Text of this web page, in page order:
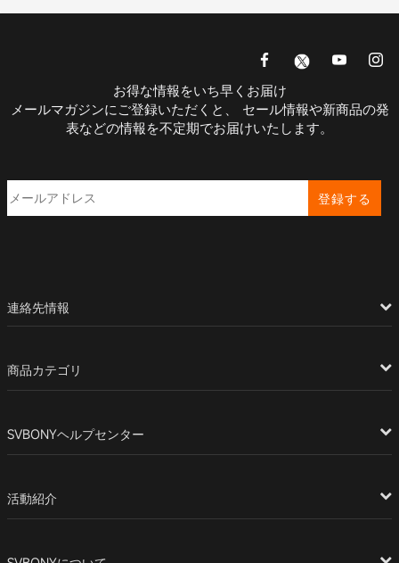
お得な情報をいち早くお届け
メールマガジンにご登録いただくと、 セール情報や新商品の発
表などの情報を不定期でお届けいたします。
登録する
連絡先情報
商品カテゴリ
SVBONYヘルプセンター
活動紹介